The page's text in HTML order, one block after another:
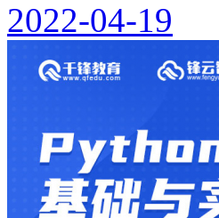
2022-04-19